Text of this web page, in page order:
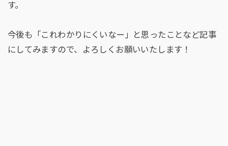
す。
今後も「これわかりにくいなー」と思ったことなど記事
にしてみますので、よろしくお願いいたします！